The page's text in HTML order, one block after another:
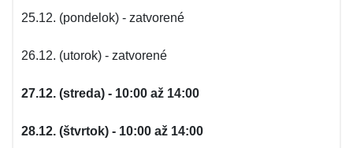
25.12. (pondelok) - zatvorené
26.12. (utorok) - zatvorené
27.12. (streda) - 10:00 až 14:00
28.12. (štvrtok) - 10:00 až 14:00